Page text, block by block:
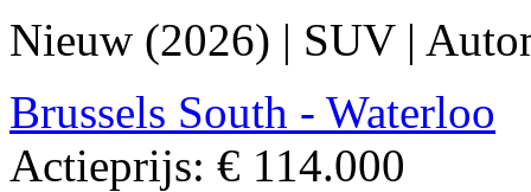
Nieuw (2026) | SUV|
Brussels South - Waterloo
Actieprijs: € 114.000